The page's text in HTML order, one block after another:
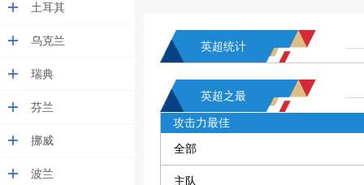
土耳其
乌克兰
瑞典
芬兰
挪威
波兰
英超统计
英超之最
攻击力最佳
全部
主队